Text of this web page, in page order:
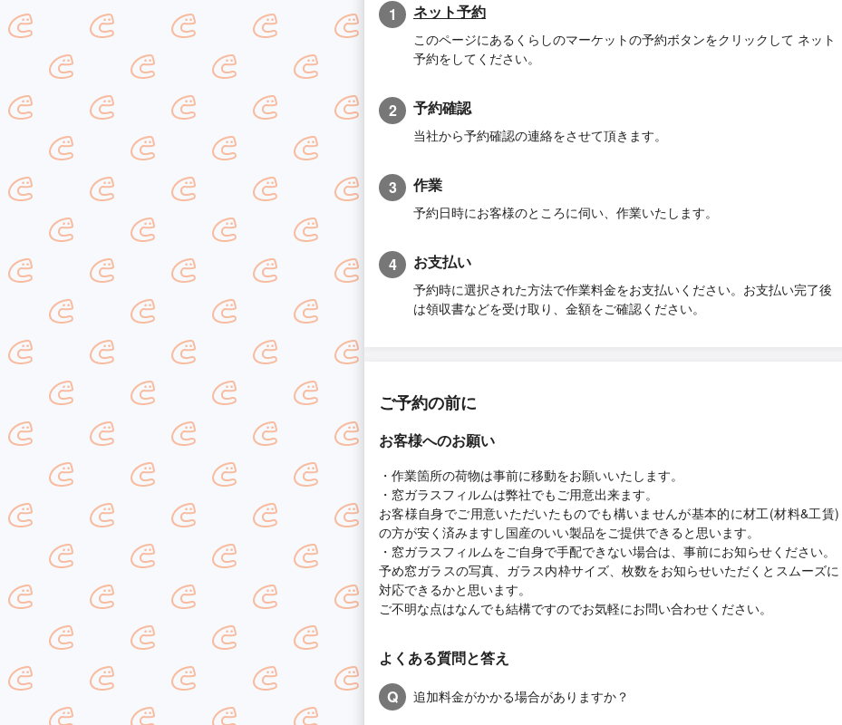
1 ネット予約
このページにあるくらしのマーケットの予約ボタンをクリックして ネット
予約をしてください。
2 予約確認
当社から予約確認の連絡をさせて頂きます。
3 作業
予約日時にお客様のところに伺い、作業いたします。
4 お支払い
予約時に選択された方法で作業料金をお支払いください。お支払い完了後
は領収書などを受け取り、金額をご確認ください。
ご予約の前に
お客様へのお願い
・作業箇所の荷物は事前に移動をお願いいたします。
・窓ガラスフィルムは弊社でもご用意出来ます。
お客様自身でご用意いただいたものでも構いませんが基本的に材工(材料&工賃)
の方が安く済みますし国産のいい製品をご提供できると思います。
・窓ガラスフィルムをご自身で手配できない場合は、事前にお知らせください。
予め窓ガラスの写真、ガラス内枠サイズ、枚数をお知らせいただくとスムーズに
対応できるかと思います。
ご不明な点はなんでも結構ですのでお気軽にお問い合わせください。
よくある質問と答え
Q
追加料金がかかる場合がありますか？